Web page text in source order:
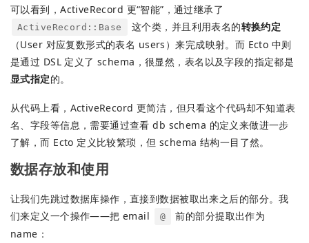
可以看到，ActiveRecord 更“智能”，通过继承了
ActiveRecord::Base 这个类，并且利用表名的转换约定
（User 对应复数形式的表名 users）来完成映射。而 Ecto 中则
是通过 DSL 定义了 schema，很显然，表名以及字段的指定都是
显式指定的。
从代码上看，ActiveRecord 更简洁，但只看这个代码却不知道表
名、字段等信息，需要通过查看 db schema 的定义来做进一步
了解，而 Ecto 定义比较繁琐，但 schema 结构一目了然。
数据存放和使用
让我们先跳过数据库操作，直接到数据被取出来之后的部分。我
们来定义一个操作——把 email
@
前的部分提取出作为
name：